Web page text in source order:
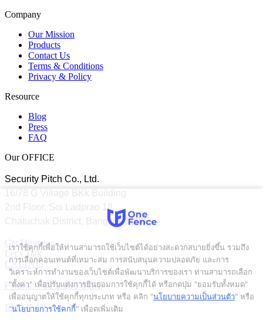
Company
Our Mission
Products
Contact Us
Terms & Conditions
Privacy & Policy
Resource
Blog
Press
FAQ
Our OFFICE
Security Pitch Co., Ltd.
16/78 G Village BKk Building
2nd Floor, Soi Ladprao 18
Chatuchak District, Bangkok 10900
Get Direction
Let’s Talk
CALL US
Phone: +66 2 103 6462
EMAIL US
เราใช้คุกกี้เพื่อให้ท่านสามารถใช้เว็บไซต์ได้อย่างสะดวกสบายยิ่งขึ้น รวมถึง
การเลือกคอนเทนต์ที่เหมาะสม การสนับสนุนความปลอดภัย และการ
วิเคราะห์การทำงานของเว็บไซต์เพื่อพัฒนาบริการของเรา ท่านสามารถเลือก
"ตั้งค่า" เพื่อปรับแต่งการยินยอมการใช้คุกกี้ได้ หรือกดปุ่ม "ยอมรับทั้งหมด"
เพื่ออนุญาตให้ใช้คุกกี้ทุกประเภท หรือ คลิก "นโยบายความเป็นส่วนตัว" หรือ
"นโยบายการใช้คุกกี้" เพื่อดูเพิ่มเติม